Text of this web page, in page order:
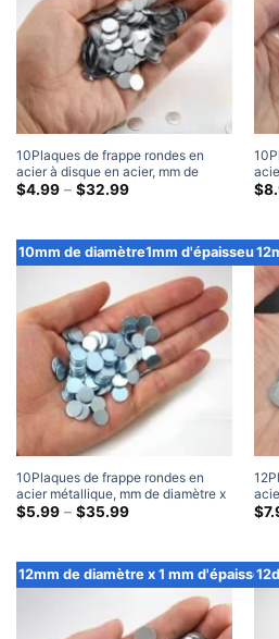
10Plaques de frappe rondes en
acier à disque en acier, mm de
diamètre x 0,3 mm d'épaisseur
$4.99 – $32.99Gamme
à
travers
$
10mm de diamètre1mm d'épaisseur
10Plaques de frappe rondes en
acier métallique, mm de diamètre x
1 mm d'épaisseur
$5.99 – $35.99Gamme
à
travers
$
12mm de diamètre x 1 mm d'épaisseur